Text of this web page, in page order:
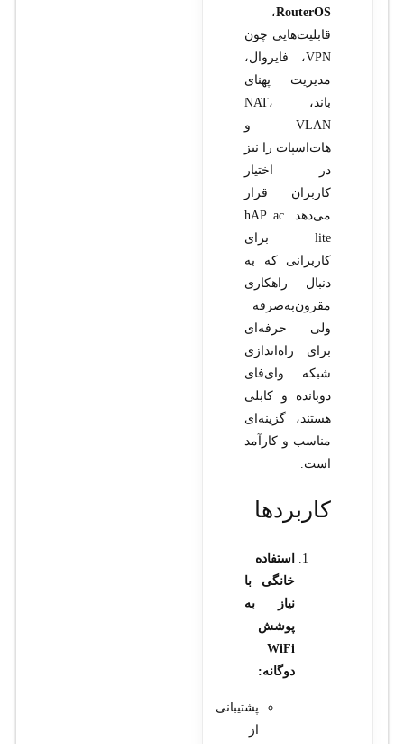
RouterOS،
قابلیت‌هایی چون
VPN، فایروال،
مدیریت پهنای
باند، NAT،
VLAN و
هات‌اسپات را نیز
در اختیار
کاربران قرار
می‌دهد. hAP ac
lite برای
کاربرانی که به
دنبال راهکاری
مقرون‌به‌صرفه
ولی حرفه‌ای
برای راه‌اندازی
شبکه وای‌فای
دوبانده و کابلی
هستند، گزینه‌ای
مناسب و کارآمد
است.
کاربردها
استفاده
خانگی با
نیاز به
پوشش
WiFi
دوگانه:
پشتیبانی
از